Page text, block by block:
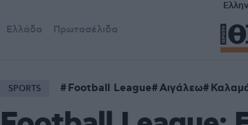
Ελλάδα Πρωτοσέλιδα
SPORTS Football League Αιγάλεω